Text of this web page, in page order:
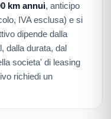
km annui, anticipo
IVA esclusa) e si
dipende dalla
dalla durata, dal
societa' di leasing
richiedi un